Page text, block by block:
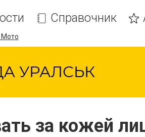
Справочник
за кожей